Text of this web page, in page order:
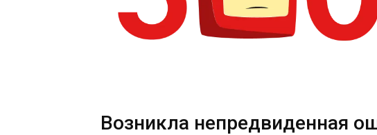
Возникла непредвиденная